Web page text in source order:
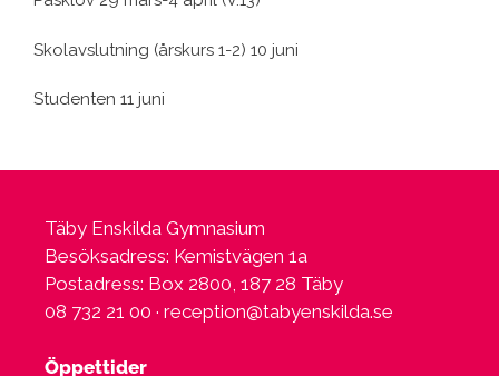
Skolavslutning (årskurs 1-2) 10 juni
Studenten 11 juni
Täby Enskilda Gymnasium
Besöksadress: Kemistvägen 1a
Postadress: Box 2800, 187 28 Täby
08 732 21 00 · reception@tabyenskilda.se
Öppettider